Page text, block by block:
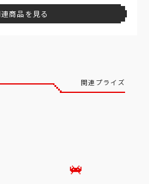
商品を見る
関連プライズ